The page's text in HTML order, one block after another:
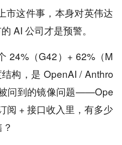
市这件事，本身对英伟达
AI 公司才是预警。
24%（G42）+ 62%（M
构，是 OpenAI / Anthro
问到的镜像问题——Ope
阅 + 接口收入里，有多少